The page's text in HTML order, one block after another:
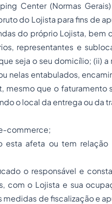
Center (Normas
do Lojista para fins de
do próprio Lojista, bem
representantes e
seja o seu domicílio; (ii) a
nelas entabulados,
mesmo que o faturamento
o local da entrega ou da
commerce;
esta afeta ou tem relação
o responsável e
com o Lojista e sua
de fiscalização e